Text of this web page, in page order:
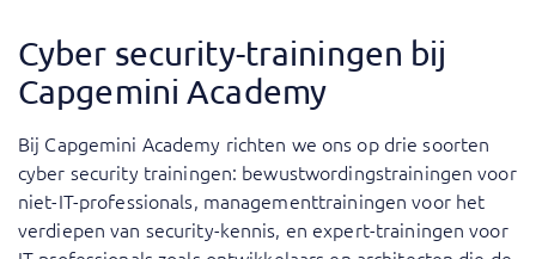
Cyber security-trainingen bij
Capgemini Academy
Bij Capgemini Academy richten we ons op drie soorten
cyber security trainingen: bewustwordingstrainingen voor
niet-IT-professionals, managementtrainingen voor het
verdiepen van security-kennis, en expert-trainingen voor